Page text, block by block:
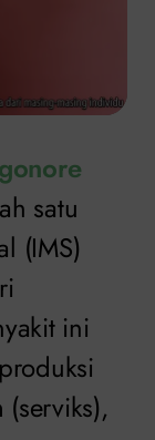
satu
(IMS)
ini